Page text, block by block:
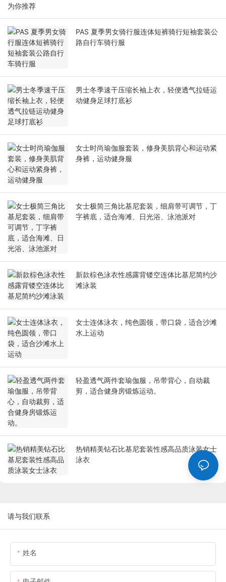
为你推荐
PAS 夏季男女骑行服连体短裤骑行短袖套装公
路自行车骑行服
男士冬季速干压缩长袖上衣，轻便透气拉链运
动健身足球打底衫
女士时尚瑜伽服套装，修身美肌背心和运动紧
身裤，运动健身服
女士极简三角比基尼套装，细肩带可调节，丁
字裤底，适合海滩、日光浴、泳池派对
新款棕色泳衣性感露背镂空连体比基尼简约沙
滩泳装
女士连体泳衣，纯色圆领，带口袋，适合沙滩
水上运动
轻盈透气两件套瑜伽服，吊带背心，自动裁
剪，适合健身房锻炼运动。
热销精美钻石比基尼套装性感高品质泳装女士
泳衣
请与我们联系
姓名